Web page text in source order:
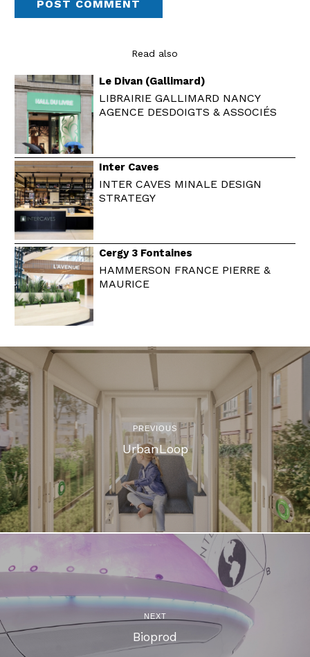
Read also
Le Divan (Gallimard)
LIBRAIRIE GALLIMARD NANCY
AGENCE DESDOIGTS & ASSOCIÉS
Inter Caves
INTER CAVES MINALE DESIGN
STRATEGY
Cergy 3 Fontaines
HAMMERSON FRANCE PIERRE &
MAURICE
PREVIOUS
UrbanLoop
NEXT
Bioprod